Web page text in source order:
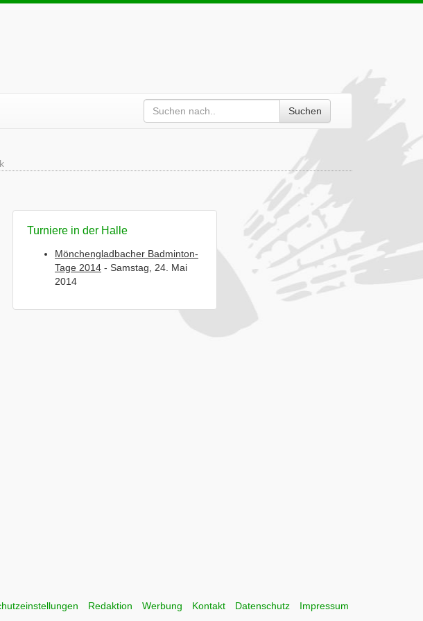
Suchen
Turniere in der Halle
Mönchengladbacher Badminton-
Tage 2014- Samstag, 24. Mai
2014
Redaktion Werbung Kontakt Datenschutz Impressum